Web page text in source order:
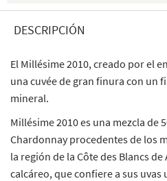
DESCRIPCIÓN
El Millésime 2010, creado por el
una cuvée de gran finura con un
mineral.
Millésime 2010 es una mezcla de
Chardonnay procedentes de los
la región de la Côte des Blancs
calcáreo, que confiere a sus